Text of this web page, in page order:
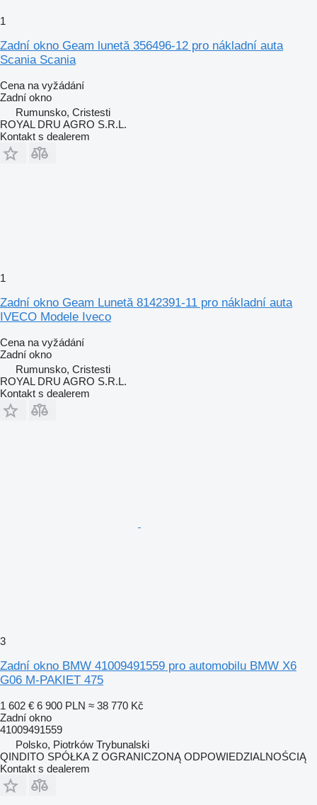
1
Zadní okno Geam lunetă 356496-12 pro nákladní auta
Scania Scania
Cena na vyžádání
Zadní okno
Rumunsko, Cristesti
ROYAL DRU AGRO S.R.L.
Kontakt s dealerem
1
Zadní okno Geam Lunetă 8142391-11 pro nákladní auta
IVECO Modele Iveco
Cena na vyžádání
Zadní okno
Rumunsko, Cristesti
ROYAL DRU AGRO S.R.L.
Kontakt s dealerem
3
Zadní okno BMW 41009491559 pro automobilu BMW X6
G06 M-PAKIET 475
1 602 € 6 900 PLN ≈ 38 770 Kč
Zadní okno
41009491559
Polsko, Piotrków Trybunalski
QINDITO SPÓŁKA Z OGRANICZONĄ ODPOWIEDZIALNOŚCIĄ
Kontakt s dealerem